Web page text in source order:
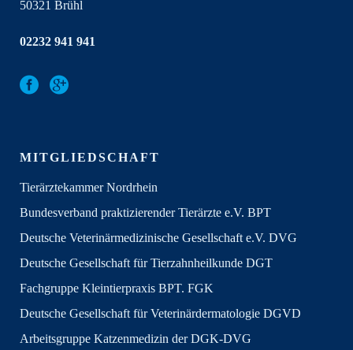
50321 Brühl
02232 941 941
MITGLIEDSCHAFT
Tierärztekammer Nordrhein
Bundesverband praktizierender Tierärzte e.V. BPT
Deutsche Veterinärmedizinische Gesellschaft e.V. DVG
Deutsche Gesellschaft für Tierzahnheilkunde DGT
Fachgruppe Kleintierpraxis BPT. FGK
Deutsche Gesellschaft für Veterinärdermatologie DGVD
Arbeitsgruppe Katzenmedizin der DGK-DVG